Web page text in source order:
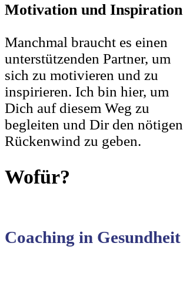
Motivation und Inspiration
Manchmal braucht es einen
unterstützenden Partner, um
sich zu motivieren und zu
inspirieren. Ich bin hier, um
Dich auf diesem Weg zu
begleiten und Dir den nötigen
Rückenwind zu geben.
Wofür?
Coaching in Gesundheit